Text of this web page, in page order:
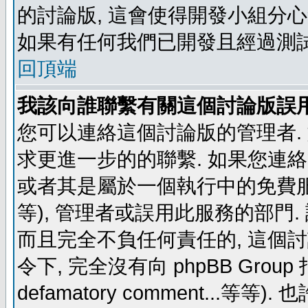
的討論版, 這會使得開發小組分
如果有任何我們已開發且經過測
回頂端
我該向誰聯繫有關這個討論版誤
您可以連絡這個討論版的管理者
求更進一步的的聯繫. 如果您連
或者其是屬於一個執行中的免費
等), 管理者或誤用此服務的部門
而且完全不負任何責任的, 這個
令下, 完全沒有向 phpBB Group
defamatory comment...等等).